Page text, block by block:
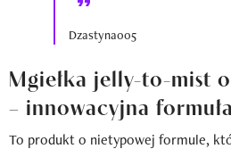
Dzastyna005
Mgiełka jelly-to-mist
– innowacyjna
To produkt o nietypowej formule,